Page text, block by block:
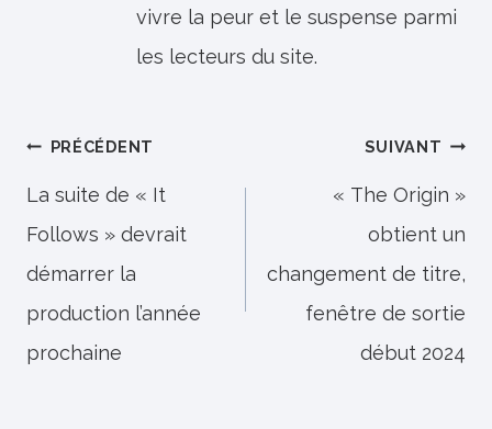
vivre la peur et le suspense parmi
les lecteurs du site.
Navigation
de
l’article
PRÉCÉDENT
La suite de « It
Follows » devrait
démarrer la
production l’année
prochaine
SUIVANT
« The Origin »
obtient un
changement de titre,
fenêtre de sortie
début 2024